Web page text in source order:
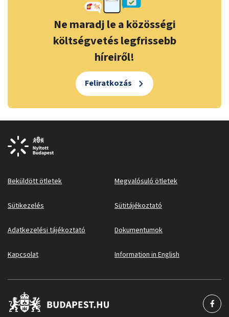
Ne maradj le a közösségi
költségvetés legfrissebb
híreiről!
Feliratkozás
Beküldött ötletek Megvalósuló ötletek
Sütikezelés Sütitájékoztató
Adatkezelési tájékoztató Dokumentumok
Kapcsolat Information in English